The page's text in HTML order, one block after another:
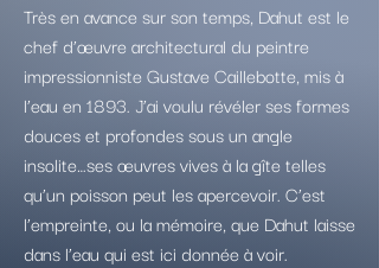
Très en avance sur son temps, Dahut est le
chef d’œuvre architectural du peintre
impressionniste Gustave Caillebotte, mis à
l’eau en 1893. J’ai voulu révéler ses formes
douces et profondes sous un angle
insolite…ses œuvres vives à la gîte telles
qu’un poisson peut les apercevoir. C’est
l’empreinte, ou la mémoire, que Dahut laisse
dans l’eau qui est ici donnée à voir.